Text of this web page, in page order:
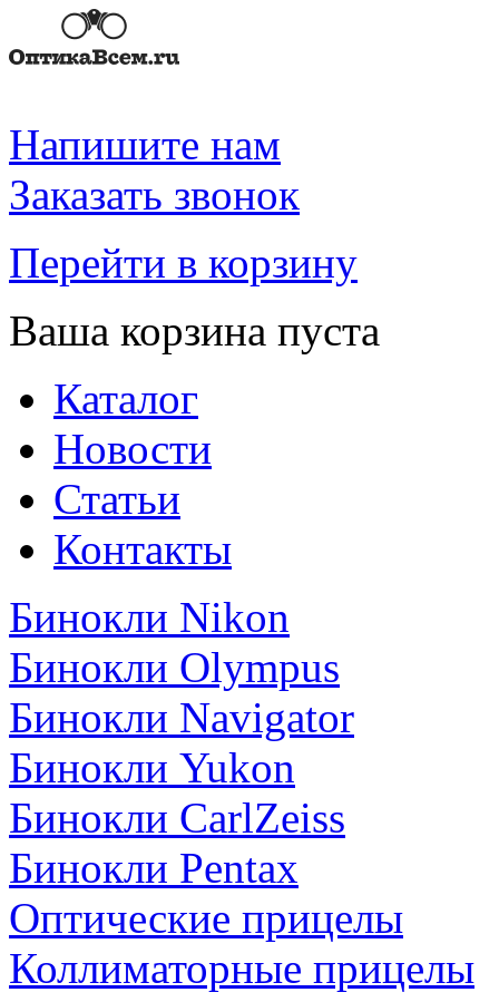
Напишите нам
Заказать звонок
Перейти в корзину
Ваша корзина пуста
Каталог
Новости
Статьи
Контакты
Бинокли Nikon
Бинокли Olympus
Бинокли Navigator
Бинокли Yukon
Бинокли CarlZeiss
Бинокли Pentax
Оптические прицелы
Коллиматорные прицелы